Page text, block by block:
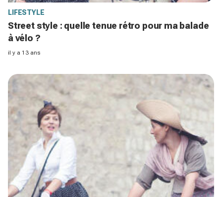
LIFESTYLE
Street style : quelle tenue rétro pour ma balade
à vélo ?
il y a 13 ans